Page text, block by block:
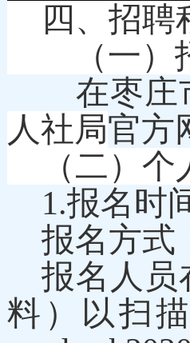
四、招聘
（一）
在枣庄市
人社局官方
（二）个
1.报名时
报名方式
报名人员
料）以扫